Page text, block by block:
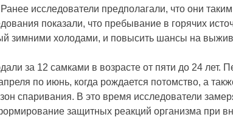
исследователи предполагали, что они
показали, что пребывание в горячих
зимними холодами, и повысить шансы на
за 12 самками в возрасте от пяти до 24 лет.
по июнь, когда рождается потомство, а
спаривания. В это время исследователи
защитных реакций организма при